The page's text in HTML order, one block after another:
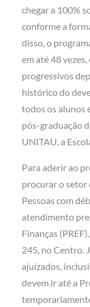
chegar a 100%
conforme a
disso, o
em até 48
progressivos
histórico do
todos os alunos
pós-graduação
UNITAU, a
Para aderir ao
procurar o
Pessoas com
atendimento
Finanças
245, no Centro.
ajuizados,
devem ir até a